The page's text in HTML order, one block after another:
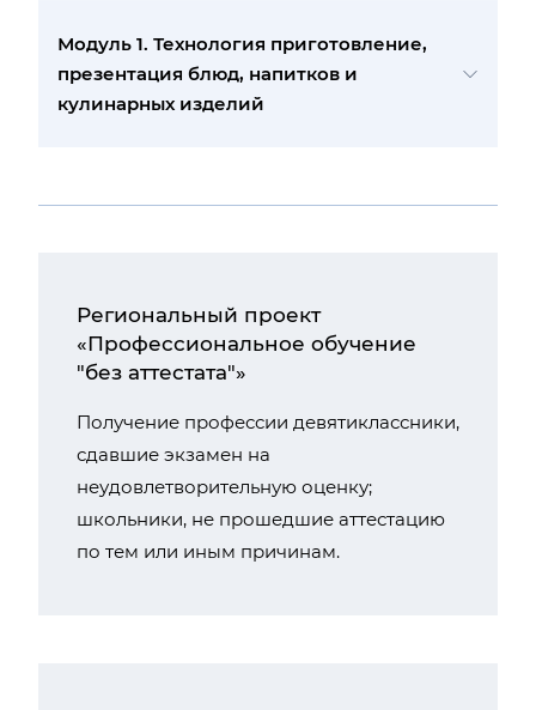
Модуль 1. Технология приготовление,
презентация блюд, напитков и
кулинарных изделий
Региональный проект
«Профессиональное обучение
"без аттестата"»
Получение профессии девятиклассники,
сдавшие экзамен на
неудовлетворительную оценку;
школьники, не прошедшие аттестацию
по тем или иным причинам.